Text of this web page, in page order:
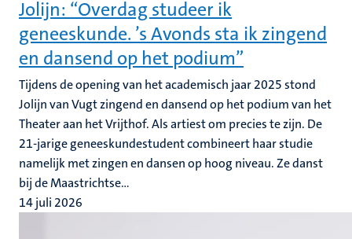
Jolijn: “Overdag studeer ik
geneeskunde. ’s Avonds sta ik zingend
en dansend op het podium”
Tijdens de opening van het academisch jaar 2025 stond
Jolijn van Vugt zingend en dansend op het podium van het
Theater aan het Vrijthof. Als artiest om precies te zijn. De
21-jarige geneeskundestudent combineert haar studie
namelijk met zingen en dansen op hoog niveau. Ze danst
bij de Maastrichtse...
14 juli 2026